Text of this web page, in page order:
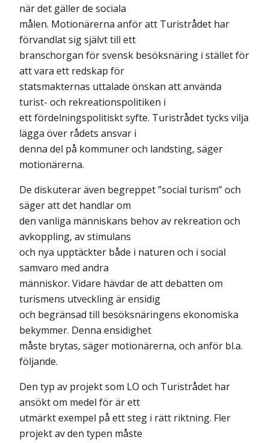
när det gäller de sociala
målen. Motionärerna anför att Turistrådet har
förvandlat sig självt till ett
branschorgan för svensk besöksnäring i stället för
att vara ett redskap för
statsmakternas uttalade önskan att använda
turist- och rekreationspolitiken i
ett fördelningspolitiskt syfte. Turistrådet tycks vilja
lägga över rådets ansvar i
denna del på kommuner och landsting, säger
motionärerna.
De diskuterar även begreppet ”social turism” och
säger att det handlar om
den vanliga människans behov av rekreation och
avkoppling, av stimulans
och nya upptäckter både i naturen och i social
samvaro med andra
människor. Vidare hävdar de att debatten om
turismens utveckling är ensidig
och begränsad till besöksnäringens ekonomiska
bekymmer. Denna ensidighet
måste brytas, säger motionärerna, och anför bl.a.
följande.
Den typ av projekt som LO och Turistrådet har
ansökt om medel för är ett
utmärkt exempel på ett steg i rätt riktning. Fler
projekt av den typen måste